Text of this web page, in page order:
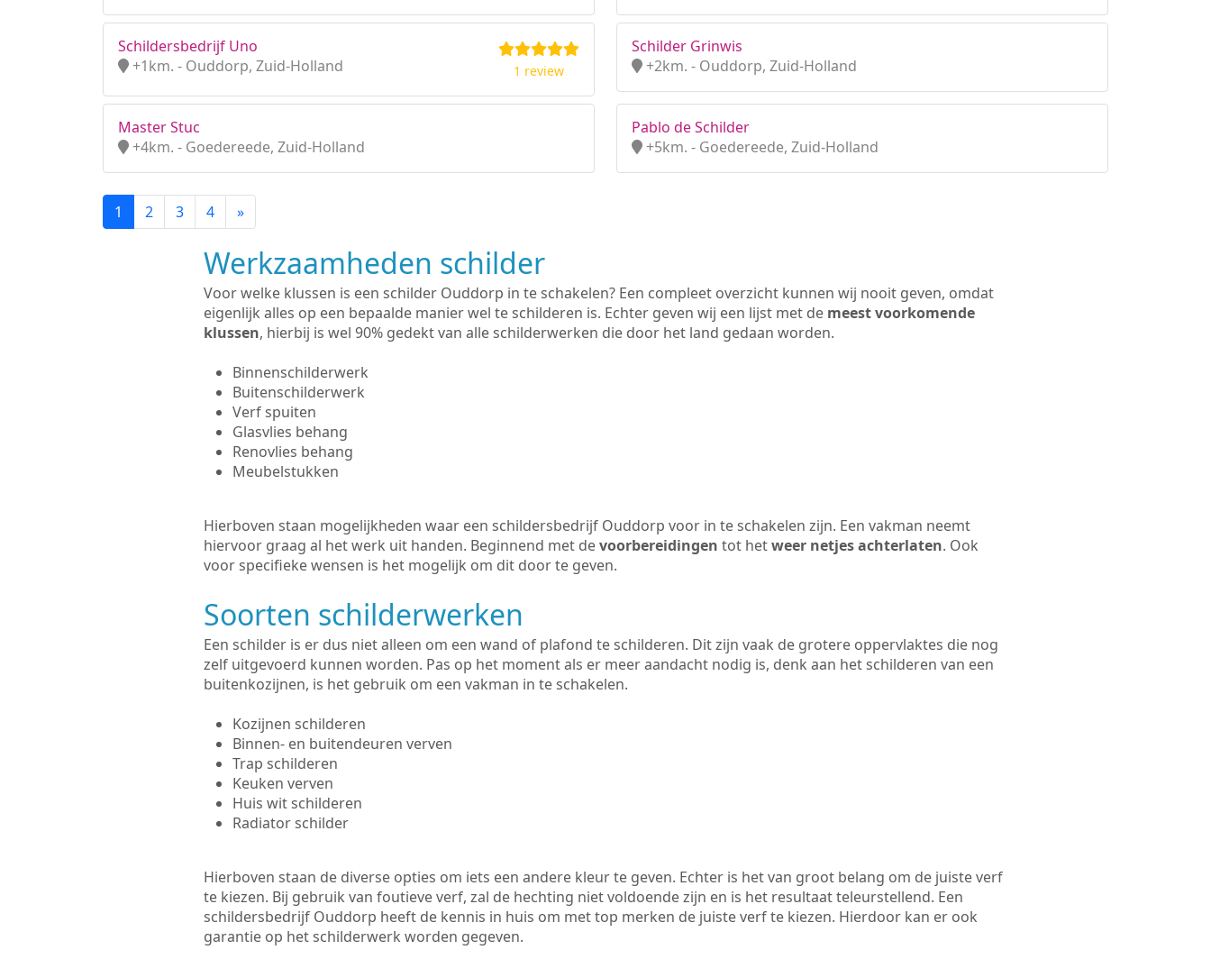
Schildersbedrijf Uno
+1km. - Ouddorp, Zuid-Holland
1 review
Schilder Grinwis
+2km. - Ouddorp, Zuid-Holland
Master Stuc
+4km. - Goedereede, Zuid-Holland
Pablo de Schilder
+5km. - Goedereede, Zuid-Holland
1 2 3 4 »
Werkzaamheden schilder
Voor welke klussen is een schilder Ouddorp in te schakelen? Een compleet overzicht kunnen wij nooit geven, omdat
eigenlijk alles op een bepaalde manier wel te schilderen is. Echter geven wij een lijst met de meest voorkomende
klussen, hierbij is wel 90% gedekt van alle schilderwerken die door het land gedaan worden.
Binnenschilderwerk
Buitenschilderwerk
Verf spuiten
Glasvlies behang
Renovlies behang
Meubelstukken
Hierboven staan mogelijkheden waar een schildersbedrijf Ouddorp voor in te schakelen zijn. Een vakman neemt
hiervoor graag al het werk uit handen. Beginnend met devoorbereidingen tot hetweer netjes achterlaten. Ook
voor specifieke wensen is het mogelijk om dit door te geven.
Soorten schilderwerken
Een schilder is er dus niet alleen om een wand of plafond te schilderen. Dit zijn vaak de grotere oppervlaktes die nog
zelf uitgevoerd kunnen worden. Pas op het moment als er meer aandacht nodig is, denk aan het schilderen van een
buitenkozijnen, is het gebruik om een vakman in te schakelen.
Kozijnen schilderen
Binnen- en buitendeuren verven
Trap schilderen
Keuken verven
Huis wit schilderen
Radiator schilder
Hierboven staan de diverse opties om iets een andere kleur te geven. Echter is het van groot belang om de juiste verf
te kiezen. Bij gebruik van foutieve verf, zal de hechting niet voldoende zijn en is het resultaat teleurstellend. Een
schildersbedrijf Ouddorp heeft de kennis in huis om met top merken de juiste verf te kiezen. Hierdoor kan er ook
garantie op het schilderwerk worden gegeven.